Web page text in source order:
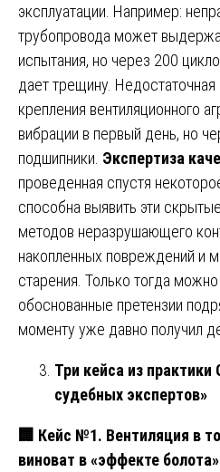
эксплуатации. Например:
трубопровода может
испытания, но через 200
дает трещину. Недостаточная
крепления вентиляционного
вибрации в первый день, но
подшипники. Экспертиза
проведенная спустя
способна выявить эти
методов неразрушающего
накопленных повреждений и
старения. Только тогда
обоснованные претензии
моменту уже давно получил
Три кейса из
судебных экспертов»
🏢 Кейс №1. Вентиляция в
виноват в «эффекте